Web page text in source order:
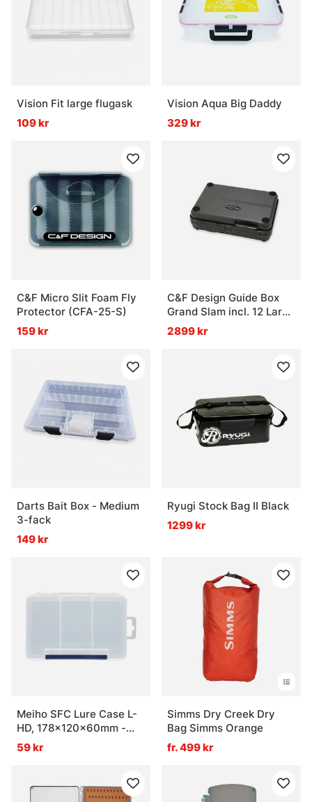
Vision Fit large flugask
109 kr
Vision Aqua Big Daddy
329 kr
C&F Micro Slit Foam Fly
Protector (CFA-25-S)
159 kr
C&F Design Guide Box
Grand Slam incl. 12 Large
System Foams
2899 kr
Darts Bait Box - Medium
3-fack
149 kr
Ryugi Stock Bag II Black
1299 kr
Meiho SFC Lure Case L-
HD, 178x120x60mm -
Clear
59 kr
Simms Dry Creek Dry
Bag Simms Orange
fr. 499 kr